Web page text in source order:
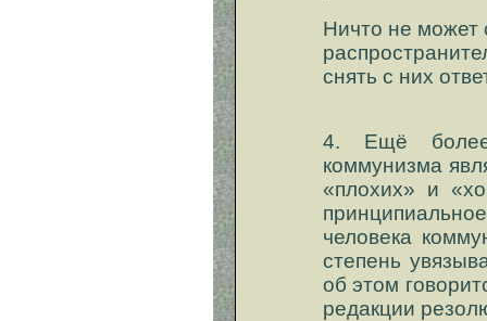
Ничто не может
снять с них
4. Ещё
коммунизма
«плохих» и
человека
степень
об этом
редакции